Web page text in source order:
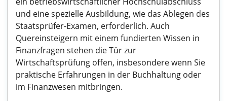
und eine spezielle Ausbildung, wie das Ablegen des
Staatsprüfer-Examen, erforderlich. Auch
Quereinsteigern mit einem fundierten Wissen in
Finanzfragen stehen die Tür zur
Wirtschaftsprüfung offen, insbesondere wenn Sie
praktische Erfahrungen in der Buchhaltung oder
im Finanzwesen mitbringen.